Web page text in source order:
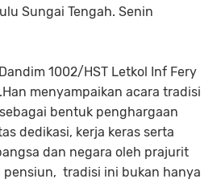
Sungai Tengah. Senin
1002/HST Letkol Inf Fery
menyampaikan acara tradisi
bentuk penghargaan
dedikasi, kerja keras serta
dan negara oleh prajurit
pensiun, tradisi ini bukan hanya